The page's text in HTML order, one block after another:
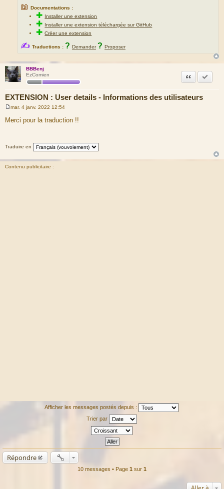
📖 Documentations :
✚ Installer une extension
✚ Installer une extension téléchargée sur GitHub
✚Créer une extension
✍ Traductions : ? Demander ? Proposer
BBBenj
EzComien
EXTENSION : User details - Informations des utilisateurs
Citation
s
e
mar. 4 janv. 2022 12:54
Merci pour la traduction !!
Traduire en
Contenu publicitaire :
Afficher les messages postés depuis :
Trier par
Répondre
10 messages • Page 1 sur 1